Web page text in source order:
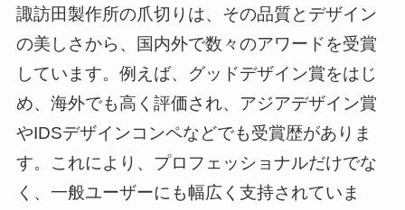
諏訪田製作所の爪切りは、その品質とデザイン
の美しさから、国内外で数々のアワードを受賞
しています。例えば、グッドデザイン賞をはじ
め、海外でも高く評価され、アジアデザイン賞
やIDSデザインコンペなどでも受賞歴がありま
す。これにより、プロフェッショナルだけでな
く、一般ユーザーにも幅広く支持されていま